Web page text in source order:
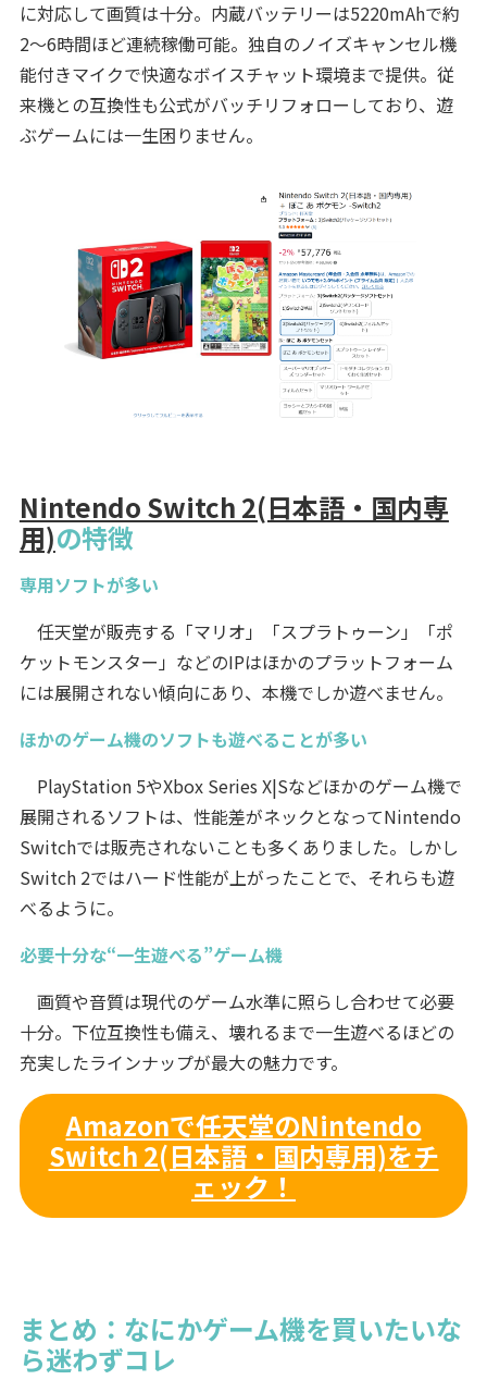
に対応して画質は十分。内蔵バッテリーは5220mAhで約
2～6時間ほど連続稼働可能。独自のノイズキャンセル機
能付きマイクで快適なボイスチャット環境まで提供。従
来機との互換性も公式がバッチリフォローしており、遊
ぶゲームには一生困りません。
Nintendo Switch 2(日本語・国内専
用)の特徴
専用ソフトが多い
任天堂が販売する「マリオ」「スプラトゥーン」「ポ
ケットモンスター」などのIPはほかのプラットフォーム
には展開されない傾向にあり、本機でしか遊べません。
ほかのゲーム機のソフトも遊べることが多い
PlayStation 5やXbox Series X|Sなどほかのゲーム機で
展開されるソフトは、性能差がネックとなってNintendo
Switchでは販売されないことも多くありました。しかし
Switch 2ではハード性能が上がったことで、それらも遊
べるように。
必要十分な“一生遊べる”ゲーム機
画質や音質は現代のゲーム水準に照らし合わせて必要
十分。下位互換性も備え、壊れるまで一生遊べるほどの
充実したラインナップが最大の魅力です。
Amazonで任天堂のNintendo
Switch 2(日本語・国内専用)をチ
ェック！
まとめ：なにかゲーム機を買いたいな
ら迷わずコレ